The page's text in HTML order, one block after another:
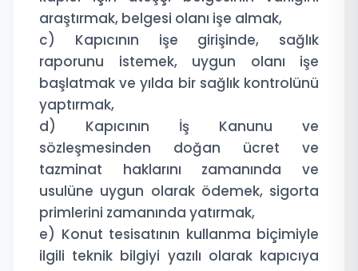
araştırmak, belgesi olanı işe almak,
c) Kapıcının işe girişinde, sağlık
raporunu istemek, uygun olanı işe
başlatmak ve yılda bir sağlık kontrolünü
yaptırmak,
d) Kapıcının İş Kanunu ve
sözleşmesinden doğan ücret ve
tazminat haklarını zamanında ve
usulüne uygun olarak ödemek, sigorta
primlerini zamanında yatırmak,
e) Konut tesisatının kullanma biçimiyle
ilgili teknik bilgiyi yazılı olarak kapıcıya